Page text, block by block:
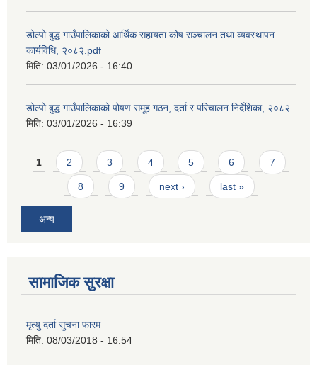
डोल्पो बुद्ध गाउँपालिकाको आर्थिक सहायता कोष सञ्चालन तथा व्यवस्थापन
कार्यविधि, २०८२.pdf
मिति: 03/01/2026 - 16:40
डोल्पो बुद्ध गाउँपालिकाको पोषण समूह गठन, दर्ता र परिचालन निर्देशिका, २०८२
मिति: 03/01/2026 - 16:39
Pages
1 2 3 4 5 6 7
8 9 next › last »
अन्य
सामाजिक सुरक्षा
मृत्यु दर्ता सुचना फारम
मिति: 08/03/2018 - 16:54